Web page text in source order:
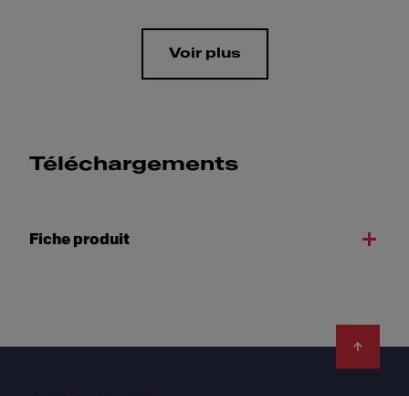
Voir plus
Téléchargements
Fiche produit